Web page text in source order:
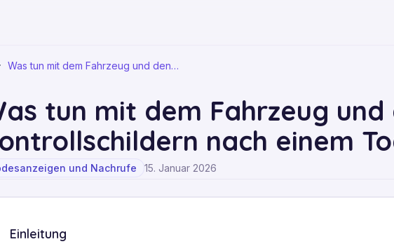
Was tun mit dem Fahrzeug und den…
tun mit dem Fahrzeug und
nach einem
und Nachrufe 15. Januar 2026
Einleitung